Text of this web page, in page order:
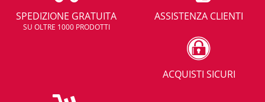
SPEDIZIONE GRATUITA
SU OLTRE 1000 PRODOTTI
ASSISTENZA CLIENTI
ACQUISTI SICURI